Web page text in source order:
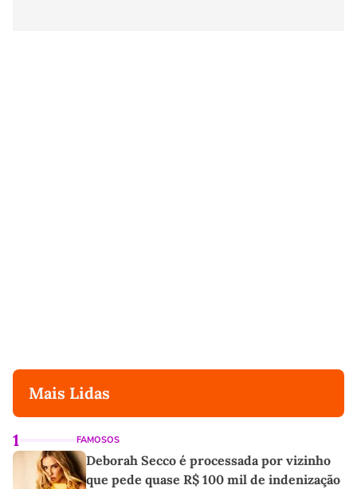
Mais Lidas
1 FAMOSOS
Deborah Secco é processada por vizinho
que pede quase R$ 100 mil de indenização